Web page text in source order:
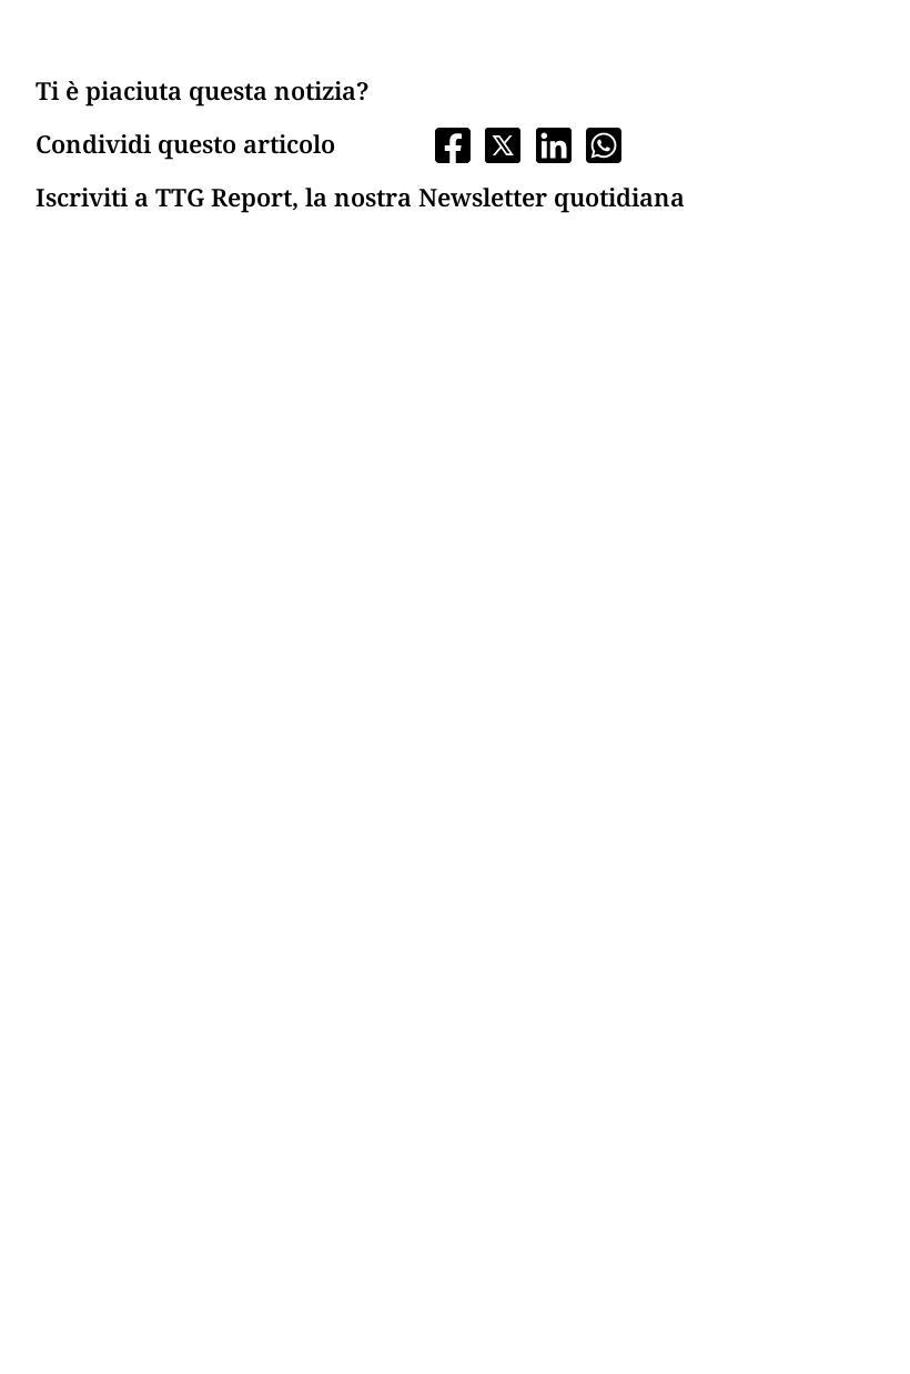
Ti è piaciuta questa notizia?
Condividi questo articolo
Iscriviti a TTG Report, la nostra Newsletter quotidiana